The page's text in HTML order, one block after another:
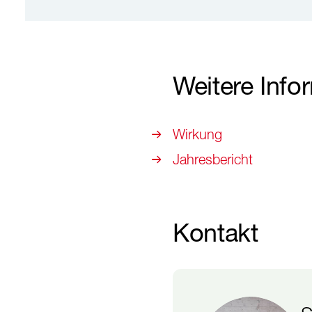
Weitere
Wirkung
Jahresbericht
Kontakt